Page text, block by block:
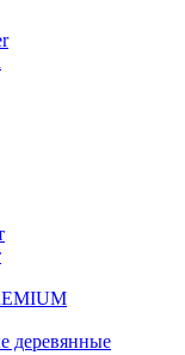
деревянные